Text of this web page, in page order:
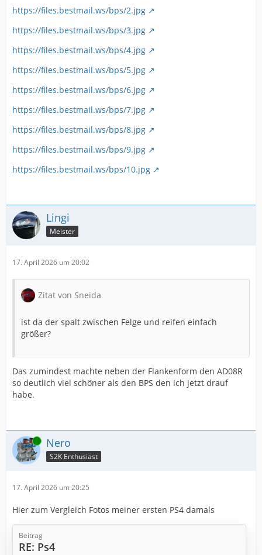
https://files.bestmail.ws/bps/2.jpg
https://files.bestmail.ws/bps/3.jpg
https://files.bestmail.ws/bps/4.jpg
https://files.bestmail.ws/bps/5.jpg
https://files.bestmail.ws/bps/6.jpg
https://files.bestmail.ws/bps/7.jpg
https://files.bestmail.ws/bps/8.jpg
https://files.bestmail.ws/bps/9.jpg
https://files.bestmail.ws/bps/10.jpg
Lingi
Meister
17. April 2026 um 20:02
Zitat von Sneida
ist da der spalt zwischen Felge und reifen einfach
größer?
Das zumindest machte neben der Flankenform den AD08R
so deutlich viel schöner als den BPS den ich jetzt drauf
habe.
Online Nero
S2K Enthusiast
17. April 2026 um 20:25
Hier zum Vergleich Fotos meiner ersten PS4 damals
Beitrag
RE: Ps4